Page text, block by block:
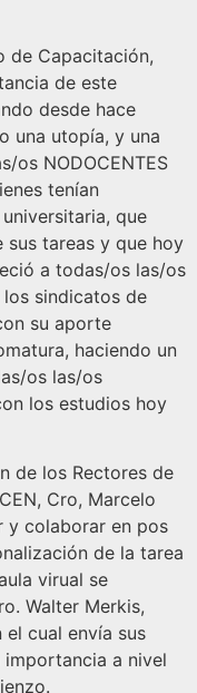
de Capacitación,
de este
desde hace
una utopía, y una
os NODOCENTES
tenían
que
tareas y que hoy
a todas/os las/os
los sindicatos de
su aporte
haciendo un
os las/os
los estudios hoy
de los Rectores de
Cro, Marcelo
y colaborar en pos
de la tarea
virual se
Walter Merkis,
el cual envía sus
a nivel